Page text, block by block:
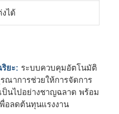
ได้
ยะ: ระบบควบคุมอัตโนมัติ
ณาการช่วยให้การจัดการ
ป็นไปอย่างชาญฉลาด พร้อม
พื่อลดต้นทุนแรงงาน